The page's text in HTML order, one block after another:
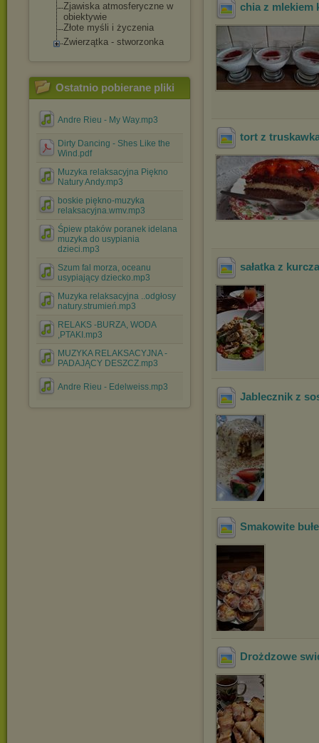
Zjawiska atmosferyczne w
obiektywie
Złote myśli i życzenia
Zwierzątka - stworzonka
Ostatnio pobierane pliki
Andre Rieu - My Way.mp3
Dirty Dancing - Shes Like the
Wind.pdf
Muzyka relaksacyjna Piękno
Natury Andy.mp3
boskie piękno-muzyka
relaksacyjna.wmv.mp3
Śpiew ptaków poranek idelana
muzyka do usypiania
dzieci.mp3
Szum fal morza, oceanu
usypiający dziecko.mp3
Muzyka relaksacyjna ..odgłosy
natury.strumień.mp3
RELAKS -BURZA, WODA
,PTAKI.mp3
MUZYKA RELAKSACYJNA -
PADAJĄCY DESZCZ.mp3
Andre Rieu - Edelweiss.mp3
chia z mlekiem
tort z
sałatka z
Jablecznik z
Smakowite
Drożdzowe